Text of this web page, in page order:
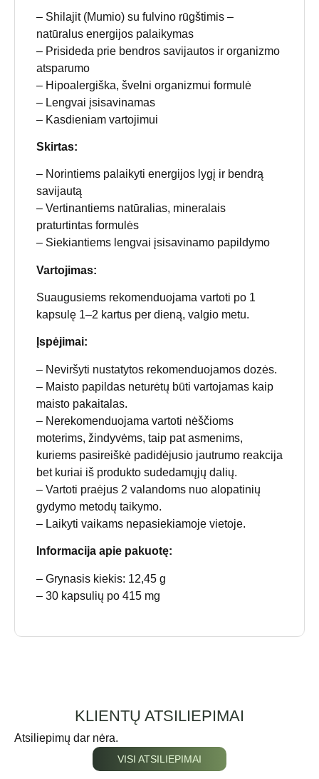
– Shilajit (Mumio) su fulvino rūgštimis –
natūralus energijos palaikymas
– Prisideda prie bendros savijautos ir organizmo
atsparumo
– Hipoalergiška, švelni organizmui formulė
– Lengvai įsisavinamas
– Kasdieniam vartojimui
Skirtas:
– Norintiems palaikyti energijos lygį ir bendrą
savijautą
– Vertinantiems natūralias, mineralais
praturtintas formulės
– Siekiantiems lengvai įsisavinamo papildymo
Vartojimas:
Suaugusiems rekomenduojama vartoti po 1
kapsulę 1–2 kartus per dieną, valgio metu.
Įspėjimai:
– Neviršyti nustatytos rekomenduojamos dozės.
– Maisto papildas neturėtų būti vartojamas kaip
maisto pakaitalas.
– Nerekomenduojama vartoti nėščioms
moterims, žindyvėms, taip pat asmenims,
kuriems pasireiškė padidėjusio jautrumo reakcija
bet kuriai iš produkto sudedamųjų dalių.
– Vartoti praėjus 2 valandoms nuo alopatinių
gydymo metodų taikymo.
– Laikyti vaikams nepasiekiamoje vietoje.
Informacija apie pakuotę:
– Grynasis kiekis: 12,45 g
– 30 kapsulių po 415 mg
KLIENTŲ ATSILIEPIMAI
Atsiliepimų dar nėra.
VISI ATSILIEPIMAI